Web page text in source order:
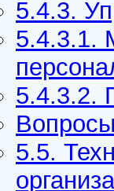
5.4.3.
5.4.3.1.
5.4.3.2.
5.5.